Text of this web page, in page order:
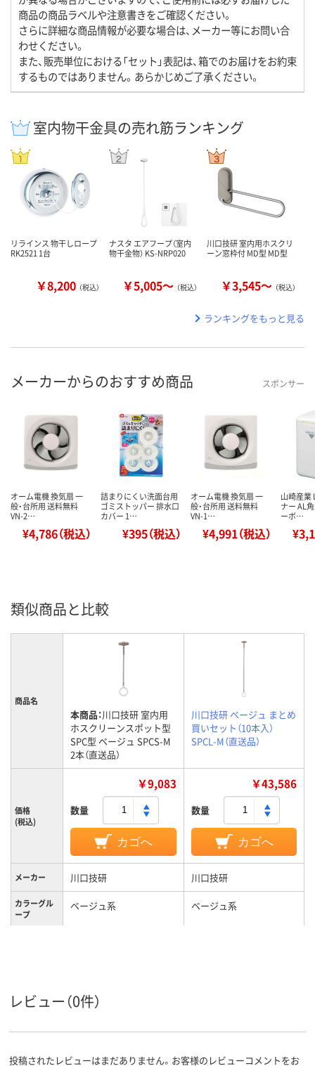
商品の商品ラベルや注意書きをご確認ください。
さらに詳細な商品情報が必要な場合は、メーカー等にお問い合
わせください。
また、販売単位における「セット」表記は、箱でのお届けをお約束
するものではありません。あらかじめご了承ください。
室内物干金具の売れ筋ランキング
リラインス 物干しロープ
RK2521 1台
￥8,200 （税込）
ナスタ エアフープ（室内
物干金物） KS-NRP020
￥5,005～ （税込）
川口技研 室内用ホスクリ
ーン窓枠付 MD型 MD型
￥3,545～ （税込）
ランキングをもっと見る
メーカーからのおすすめ商品 スポンサー
オーム電機 換気扇 一
般・台所用 送料無料
VN-2…
¥4,786（税込）
詰まりにくい洗面台用
ゴミストッパー 排水口
カバー 1…
¥395（税込）
オーム電機 換気扇 一
般・台所用 送料無料
VN-1…
¥4,991（税込）
山崎産業
ナー AL
ーボ…
類似商品と比較
商品名
本商品：川口技研 室内用
ホスクリーンスポット型
SPC型 ベージュ SPCS-M
2本（直送品）
川口技研 ベージュ まとめ
買いセット（10本入）
SPCL-M（直送品）
価格
(税込)
￥9,083
数量
カゴへ
￥43,586
数量
カゴへ
メーカー 川口技研 川口技研
カラーグル
ープ
ベージュ系 ベージュ系
レビュー（0件）
投稿されたレビューはまだありません。お客様のレビューコメントをお